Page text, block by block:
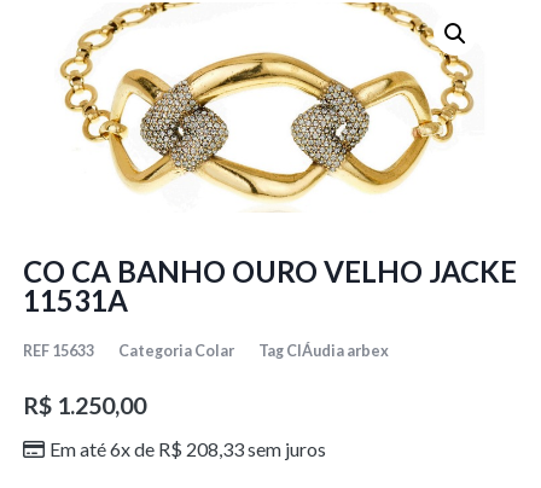
CO CA BANHO OURO VELHO JACKE
11531A
REF 15633 Categoria Colar Tag ClÁudia arbex
R$1.250,00
Em até 6x de R$ 208,33sem juros